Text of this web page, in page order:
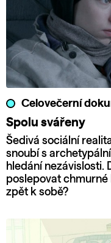
Celovečerní
Spolu svářeny
Šedivá sociální
snoubí s
hledání nezávislosti.
poslepovat chmurné
zpět k sobě?